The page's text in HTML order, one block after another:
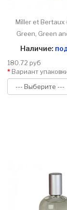
Miller et Bertaux
Green, Green
Наличие:
180.72 руб
Вариант